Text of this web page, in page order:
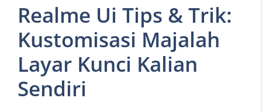
Realme Ui Tips & Trik:
Kustomisasi Majalah
Layar Kunci Kalian
Sendiri